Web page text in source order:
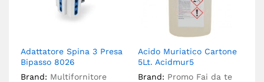
Adattatore Spina 3 Presa
Bipasso 8026
Brand: Multifornitore
Acido Muriatico Cartone
5Lt. Acidmur5
Brand: Promo Fai da te